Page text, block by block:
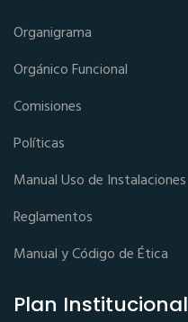
Organigrama
Orgánico Funcional
Comisiones
Políticas
Manual Uso de Instalaciones
Reglamentos
Manual y Código de Ética
Plan Institucional